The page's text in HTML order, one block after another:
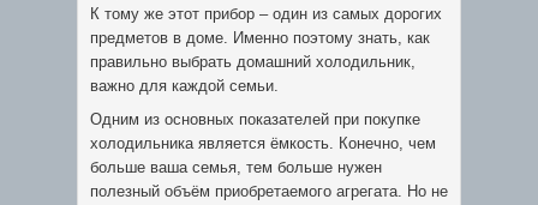
К тому же этот прибор – один из самых дорогих
предметов в доме. Именно поэтому знать, как
правильно выбрать домашний холодильник,
важно для каждой семьи.
Одним из основных показателей при покупке
холодильника является ёмкость. Конечно, чем
больше ваша семья, тем больше нужен
полезный объём приобретаемого агрегата. Но не